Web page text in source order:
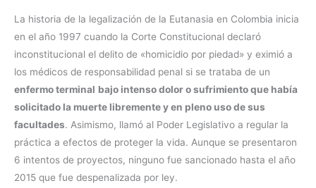
La historia de la legalización de la Eutanasia en Colombia inicia
en el año 1997 cuando la Corte Constitucional declaró
inconstitucional el delito de «homicidio por piedad» y eximió a
los médicos de responsabilidad penal si se trataba de un
enfermo terminal bajo intenso dolor o sufrimiento que había
solicitado la muerte libremente y en pleno uso de sus
facultades. Asimismo, llamó al Poder Legislativo a regular la
práctica a efectos de proteger la vida. Aunque se presentaron
6 intentos de proyectos, ninguno fue sancionado hasta el año
2015 que fue despenalizada por ley.